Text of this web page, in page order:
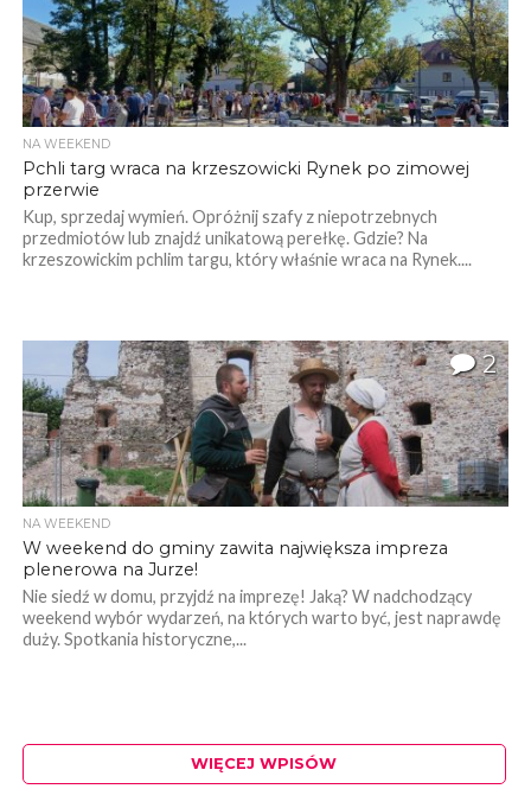
NA WEEKEND
Pchli targ wraca na krzeszowicki Rynek po zimowej
przerwie
Kup, sprzedaj wymień. Opróżnij szafy z niepotrzebnych
przedmiotów lub znajdź unikatową perełkę. Gdzie? Na
krzeszowickim pchlim targu, który właśnie wraca na Rynek....
2
NA WEEKEND
W weekend do gminy zawita największa impreza
plenerowa na Jurze!
Nie siedź w domu, przyjdź na imprezę! Jaką? W nadchodzący
weekend wybór wydarzeń, na których warto być, jest naprawdę
duży. Spotkania historyczne,...
WIĘCEJ WPISÓW